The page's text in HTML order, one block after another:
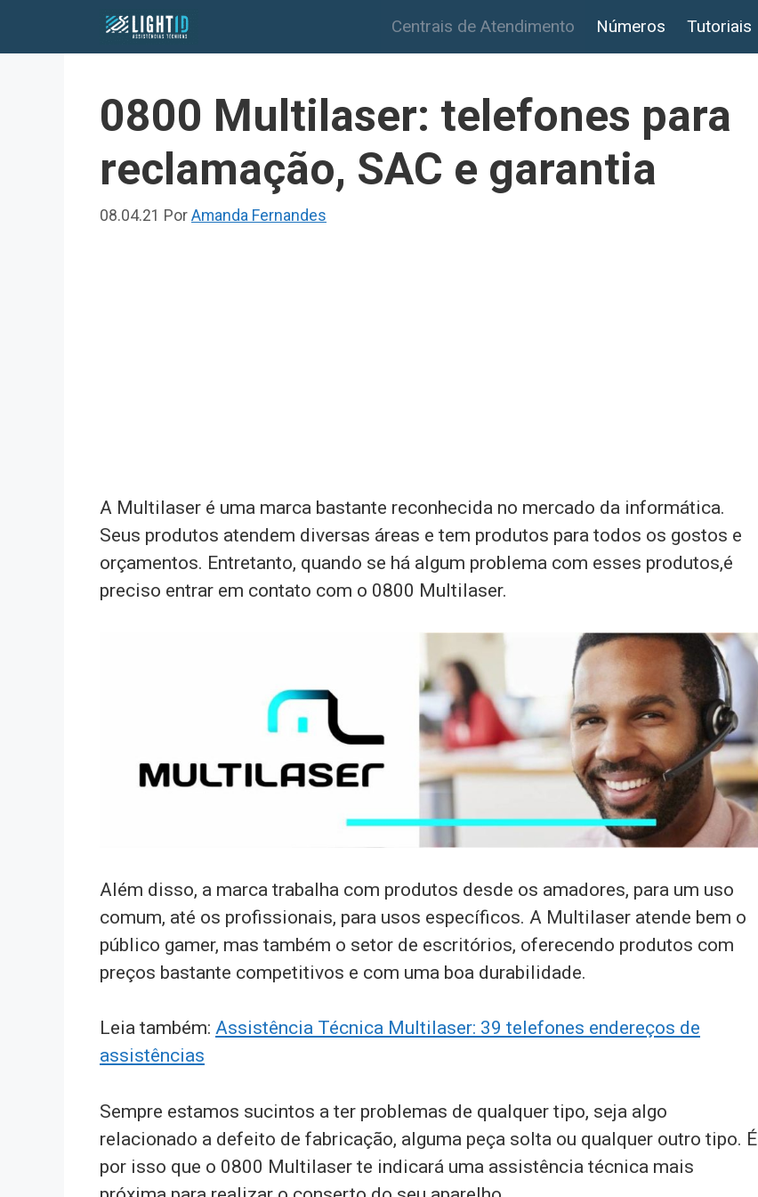
Centrais de Atendimento Números Tutoriais
0800 Multilaser: telefones para
reclamação, SAC e garantia
08.04.21 PorAmanda Fernandes
A Multilaser é uma marca bastante reconhecida no mercado da informática.
Seus produtos atendem diversas áreas e tem produtos para todos os gostos e
orçamentos. Entretanto, quando se há algum problema com esses produtos,é
preciso entrar em contato com o 0800 Multilaser.
Além disso, a marca trabalha com produtos desde os amadores, para um uso
comum, até os profissionais, para usos específicos. A Multilaser atende bem o
público gamer, mas também o setor de escritórios, oferecendo produtos com
preços bastante competitivos e com uma boa durabilidade.
Leia também: Assistência Técnica Multilaser: 39 telefones endereços de
assistências
Sempre estamos sucintos a ter problemas de qualquer tipo, seja algo
relacionado a defeito de fabricação, alguma peça solta ou qualquer outro tipo. É
por isso que o 0800 Multilaser te indicará uma assistência técnica mais